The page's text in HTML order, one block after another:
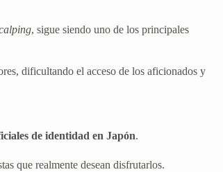
, sigue siendo uno de los principales
dificultando el acceso de los aficionados y
de identidad en Japón.
que realmente desean disfrutarlos.